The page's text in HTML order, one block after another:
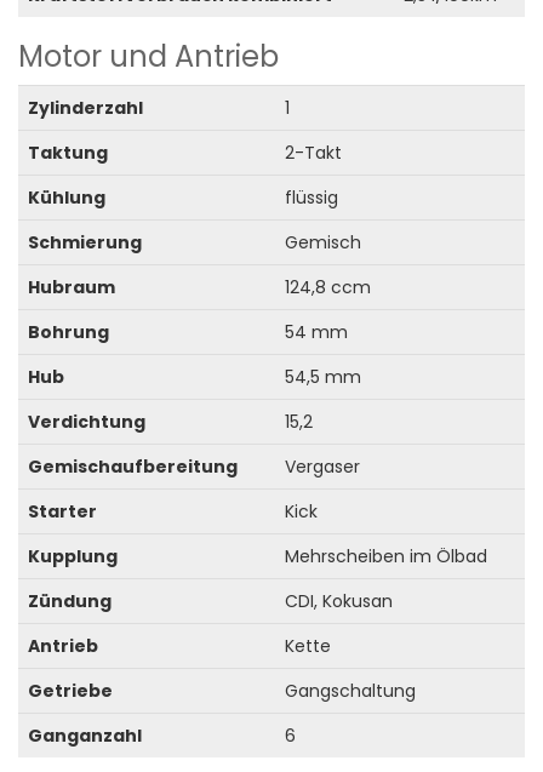
Motor und Antrieb
Zylinderzahl
1
Taktung
2-Takt
Kühlung
flüssig
Schmierung
Gemisch
Hubraum
124,8 ccm
Bohrung
54 mm
Hub
54,5 mm
Verdichtung
15,2
Gemischaufbereitung
Vergaser
Starter
Kick
Kupplung
Mehrscheiben im Ölbad
Zündung
CDI, Kokusan
Antrieb
Kette
Getriebe
Gangschaltung
Ganganzahl
6